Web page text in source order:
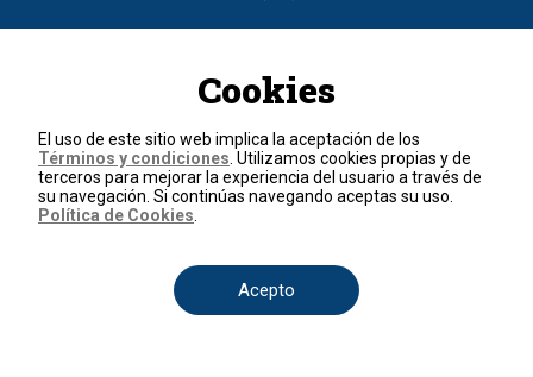
Términos y condiciones
© 2026, RCN Medios.
Todos los derechos reservados.
Organización Ardila Lülle - www.oal.com.co
Cookies
El uso de este sitio web implica la aceptación de los
Términos y condiciones . Utilizamos cookies propias y de
terceros para mejorar la experiencia del usuario a través de
su navegación. Si continúas navegando aceptas su uso.
Política de Cookies
Acepto